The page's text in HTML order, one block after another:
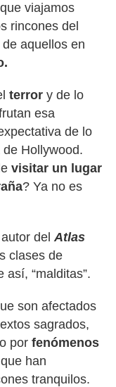
viajamos
rincones del
aquellos en
terror y de lo
esa
de lo
Hollywood.
visitar un lugar
? Ya no es
autor delAtlas
clases de
“malditas”.
son afectados
sagrados,
por fenómenos
que han
tranquilos.